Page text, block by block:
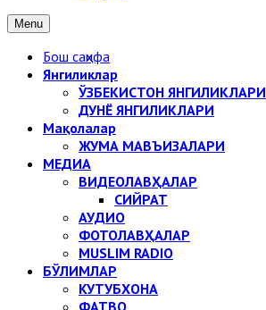
Menu
Бош саҳифа
Янгиликлар
ЎЗБЕКИСТОН ЯНГИЛИКЛАРИ
ДУНЁ ЯНГИЛИКЛАРИ
Мақолалар
ЖУМА МАВЪИЗАЛАРИ
МЕДИА
ВИДЕОЛАВҲАЛАР
СИЙРАТ
АУДИО
ФОТОЛАВҲАЛАР
MUSLIM RADIO
БЎЛИМЛАР
КУТУБХОНА
ФАТВО